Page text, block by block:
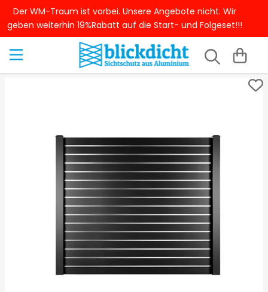
Der WM-Traum ist vorbei. Unsere Angebote nicht. Wir
geben weiterhin 19%Rabatt auf die Start- und Folgeset!!!
Aluzaun Sichtschutz
Sichtschutz Garten Ideen
Sichtschutz selber bauen